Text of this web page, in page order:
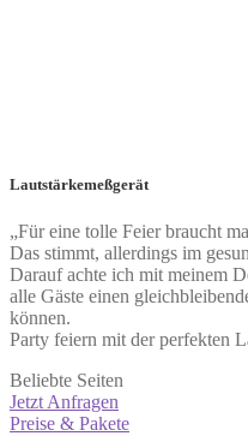
Lautstärkemeßgerät
„Für eine tolle Feier braucht
Das stimmt, allerdings im
Darauf achte ich mit meinem
alle Gäste einen
können.
Party feiern mit der perfekten
Beliebte Seiten
Jetzt Anfragen
Preise & Pakete